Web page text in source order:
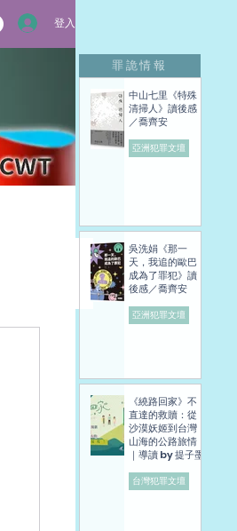
登入
罪詭情報
中山七里《特殊
清掃人》讀後感
／喬齊安
亞洲犯罪文壇
吳洗娟《那一
天，我追的歐巴
成為了罪犯》讀
後感／喬齊安
亞洲犯罪文壇
《繞路回家》不
直達的救贖：從
沙漠妖姬到台灣
山海的公路旅情
｜導讀 by 提子墨
台灣犯罪文壇